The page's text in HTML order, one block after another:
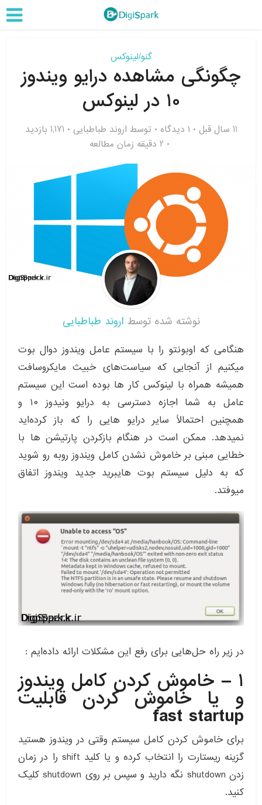
گنو/لینوکس
چگونگی مشاهده درایو ویندوز
۱۰ در لینوکس
11 سال قبل ۱ دیدگاه توسط اروند طباطبایی
1,171 بازدید
2 دقیقه زمان مطالعه
نوشته شده توسط اروند طباطبایی
هنگامی که اوبونتو را با سیستم عامل ویندوز دوال بوت
میکنیم از آنجایی که سیاست‌های خبیث مایکروسافت
همیشه همراه با لینوکس کار ها بوده است این سیستم
عامل به شما اجازه دسترسی به درایو ونیدوز ۱۰ و
همچنین احتمالاً سایر درایو هایی را که باز کرده‌اید
نمیدهد. ممکن است در هنگام بازکردن پارتیشن ها با
خطایی مبنی بر خاموش نشدن کامل ویندوز روبه رو شوید
که به دلیل سیستم بوت هایبرید جدید ویندوز اتفاق
میوفتد.
در زیر راه حل‌هایی برای رفع این مشکلات ارائه داده‌ایم :
۱ – خاموش کردن کامل ویندوز
و یا خاموش کردن قابلیت
fast startup
برای خاموش کردن کامل سیستم وقتی در ویندوز هستید
گزینه ریستارت را انتخاب کرده و یا کلید shift را در زمان
زدن shutdown نگه دارید و سپس بر روی shutdown کلیک
کنید.